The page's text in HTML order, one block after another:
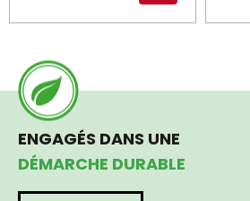
ENGAGÉS DANS UNE
DÉMARCHE DURABLE